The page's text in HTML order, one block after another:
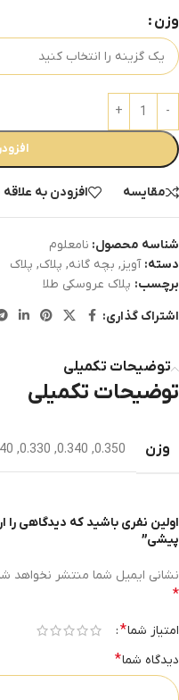
وزن
مقایسه افزودن به
شناسه محصول: نامعلوم
دسته: آویز, بچه گانه, پلاک, پلاک
برچسب: پلاک عروسکی طلا
اشتراک گذاری:
توضیحات تکمیلی
توضیحات تکمیلی
وزن 0.350
,
0.340
,
0.330
,
اولین نفری باشید که دیدگاهی را
پیشی”
نشانی ایمیل شما منتشر نخواهد
*
امتیاز شما*
دیدگاه شما*